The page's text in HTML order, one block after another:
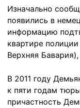
Изначально
появились в
информацию
квартире
Верхняя
В 2011 году
к пяти годам
причастность